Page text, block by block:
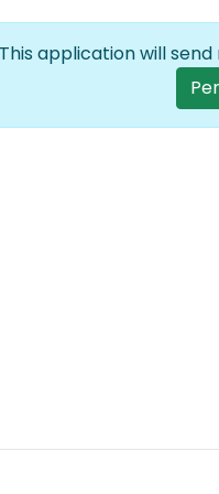
Iniciar
application will